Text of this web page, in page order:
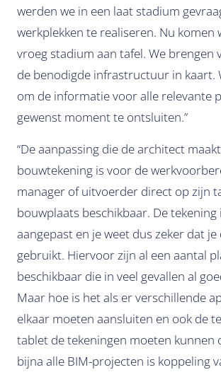
werden we in een laat stadium
werkplekken te realiseren. Nu komen
vroeg stadium aan tafel. We brengen
de benodigde infrastructuur in kaart.
om de informatie voor alle relevante
gewenst moment te ontsluiten.”
“De aanpassing die de architect
bouwtekening is voor de
manager of uitvoerder direct op zijn
bouwplaats beschikbaar. De
aangepast en je weet dus zeker dat
gebruikt. Hiervoor zijn al een aantal
beschikbaar die in veel gevallen al
Maar hoe is het als er verschillende
elkaar moeten aansluiten en ook de
tablet de tekeningen moeten kunnen
bijna alle BIM-projecten is koppeling